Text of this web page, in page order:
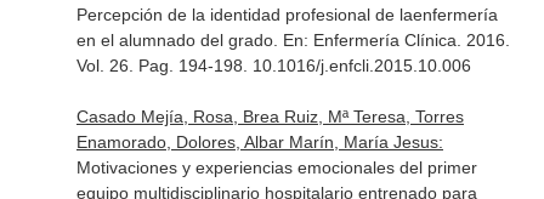
Percepción de la identidad profesional de laenfermería
en el alumnado del grado. En: Enfermería Clínica . 2016.
Vol. 26. Pag. 194-198. 10.1016/j.enfcli.2015.10.006
Casado Mejía, Rosa, Brea Ruiz, Mª Teresa, Torres
Enamorado, Dolores, Albar Marín, María Jesus:
Motivaciones y experiencias emocionales del primer
equipo multidisciplinario hospitalario entrenado para